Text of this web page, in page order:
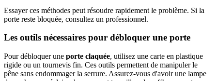
Essayer ces méthodes peut résoudre rapidement le problème. Si la
porte reste bloquée, consultez un professionnel.
Les outils nécessaires pour débloquer une porte
Pour débloquer une porte claquée, utilisez une carte en plastique
rigide ou un tournevis fin. Ces outils permettent de manipuler le
pêne sans endommager la serrure. Assurez-vous d'avoir une lampe